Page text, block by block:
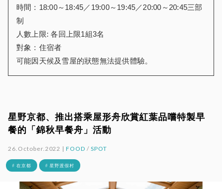
時間：18:00～18:45／19:00～19:45／20:00～20:45三部
制
人數上限: 各回上限1組3名
對象：住宿者
可能因天候及雪屋的狀態無法提供體驗。
星野京都、推出搭乘屋形舟欣賞紅葉品嚐特製早
餐的「錦秋早餐舟」活動
26.October.2022 |FOOD /SPOT
# 在京都 # 星野渡假村